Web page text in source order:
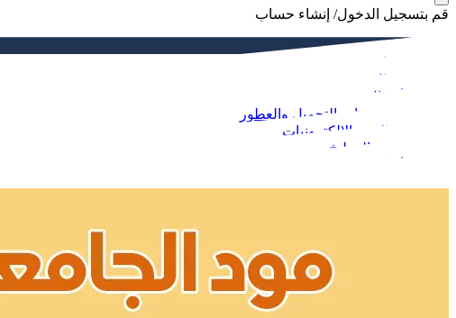
قم بتسجيل الدخول/ إنشاء حساب
فاخر
النساء
الرجال
الأطفال
مستحضرات التجميل والعطور
الجوالات والإلكترونيات
البيت والمطبخ